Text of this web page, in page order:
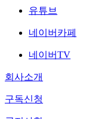
유튜브
네이버카페
네이버TV
회사소개
구독신청